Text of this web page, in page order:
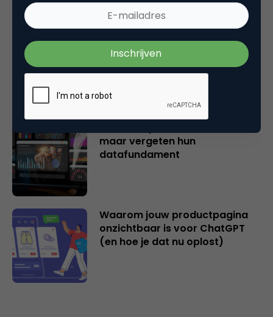
Email Marketing Automation: dit
zijn de populairste AI-tools voor
marketeers
maar vergeten hun
datafundament
Waarom jouw productpagina
onzichtbaar is voor ChatGPT
(en hoe je dat nu oplost)